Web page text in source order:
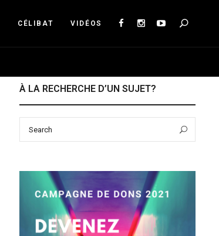
CÉLIBAT VIDÉOS
À LA RECHERCHE D’UN SUJET?